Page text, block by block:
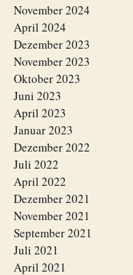
November 2024
April 2024
Dezember 2023
November 2023
Oktober 2023
Juni 2023
April 2023
Januar 2023
Dezember 2022
Juli 2022
April 2022
Dezember 2021
November 2021
September 2021
Juli 2021
April 2021